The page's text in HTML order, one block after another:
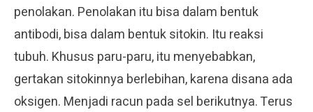
penolakan. Penolakan itu bisa dalam bentuk
antibodi, bisa dalam bentuk sitokin. Itu reaksi
tubuh. Khusus paru-paru, itu menyebabkan,
gertakan sitokinnya berlebihan, karena disana ada
oksigen. Menjadi racun pada sel berikutnya. Terus